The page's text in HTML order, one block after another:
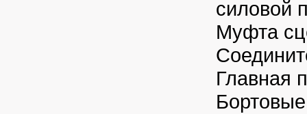
силовой
Муфта
Главная